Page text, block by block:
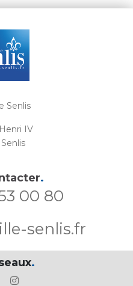
Senlis
IV
.
00 80
senlis.fr
.